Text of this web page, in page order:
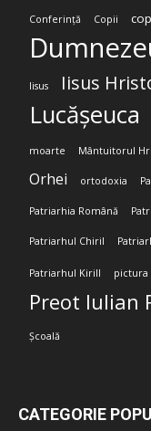
Conferință Copii
Iisus Iisus
Lucășeuca
moarte Mântuitorul
Orhei ortodoxia
Patriarhia Română
Patriarhul Chiril
Patriarhul Kirill pictura
Preot Iulian
Școală
CATEGORIE